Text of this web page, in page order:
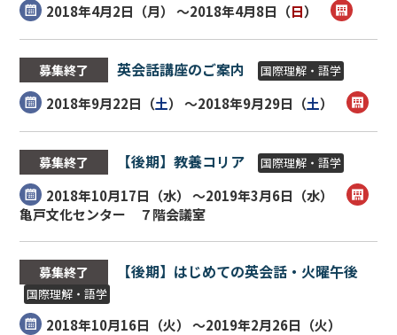
2018年4月2日（月） ～2018年4月8日（日）
募集終了 英会話講座のご案内 国際理解・語学
2018年9月22日（土） ～2018年9月29日（土）
募集終了 【後期】教養コリア 国際理解・語学
2018年10月17日（水） ～2019年3月6日（水）
亀戸文化センター ７階会議室
募集終了 【後期】はじめての英会話・火曜午後
国際理解・語学
2018年10月16日（火） ～2019年2月26日（火）